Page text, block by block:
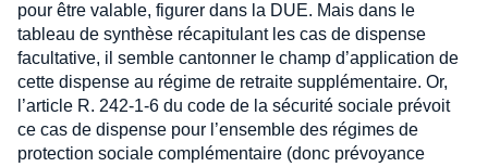
pour être valable, figurer dans la DUE. Mais dans le
tableau de synthèse récapitulant les cas de dispense
facultative, il semble cantonner le champ d’application de
cette dispense au régime de retraite supplémentaire. Or,
l’article R. 242-1-6 du code de la sécurité sociale prévoit
ce cas de dispense pour l’ensemble des régimes de
protection sociale complémentaire (donc prévoyance